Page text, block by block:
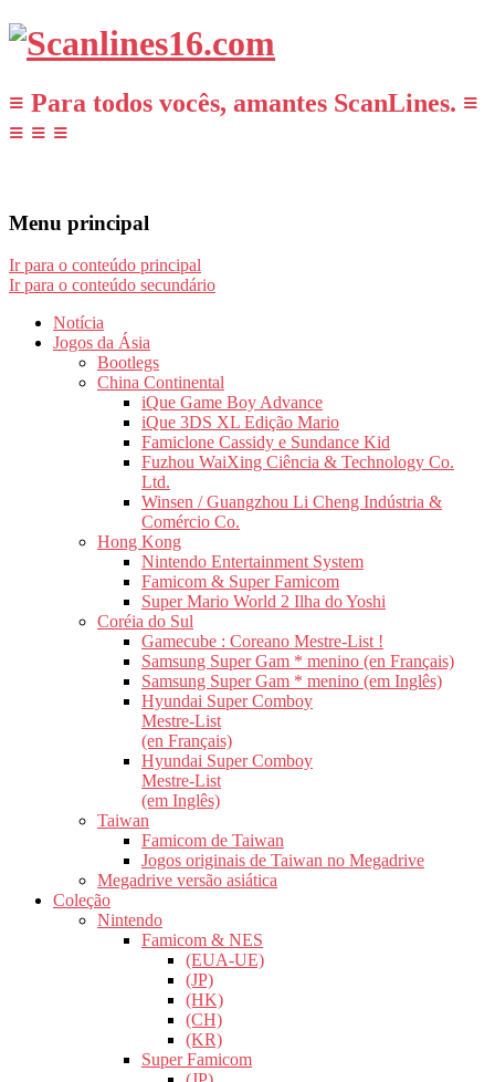
≡ Para todos vocês, amantes ScanLines. ≡
≡ ≡ ≡
Menu principal
Ir para o conteúdo principal
Ir para o conteúdo secundário
Notícia
Jogos da Ásia
Bootlegs
China Continental
iQue Game Boy Advance
iQue 3DS XL Edição Mario
Famiclone Cassidy e Sundance Kid
Fuzhou WaiXing Ciência & Technology Co.
Ltd.
Winsen / Guangzhou Li Cheng Indústria &
Comércio Co.
Hong Kong
Nintendo Entertainment System
Famicom & Super Famicom
Super Mario World 2 Ilha do Yoshi
Coréia do Sul
Gamecube : Coreano Mestre-List !
Samsung Super Gam * menino (en Français)
Samsung Super Gam * menino (em Inglês)
Hyundai Super Comboy
Mestre-List
(en Français)
Hyundai Super Comboy
Mestre-List
(em Inglês)
Taiwan
Famicom de Taiwan
Jogos originais de Taiwan no Megadrive
Megadrive versão asiática
Coleção
Nintendo
Famicom & NES
(EUA-UE)
(JP)
(HK)
(CH)
(KR)
Super Famicom